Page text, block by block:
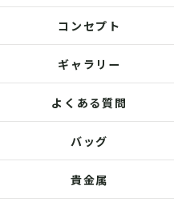
コンセプト
ギャラリー
よくある質問
バッグ
貴金属